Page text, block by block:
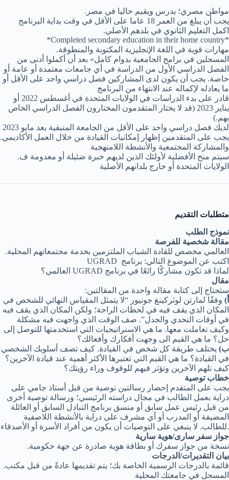
.مواطن مصري؛ يدرس ويقيم حاليا في مصر
يجب أن يبلغ من العمر 18 عاما على الأقل في وقت بداية البرنامج
.اكمل التعليم الثانوي في بلدهم الأصلي
*Completed secondary education in their home country*
.مهارات قوية في اللغة الإنجليزية المكتوبة والمنطوقة
المسجلين في برامج الجامعية بدوام كامل» بعد أن أكملوا أدنى من
الفصل الدراسي الأول من الدراسة في أي جامعات معتمدة أو عامة أو
خاصة. يجب أن يكون لدى المشاركين فصل دراسي واحد على الأقل أو
ما يعادله لإكماله عند الانتهاء من البرنامج
قادر على بدء الدراسات في الولايات المتحدة في أغسطس 2022 أو
يناير 2023 (قد لا يختار المتقدمون المختارون الفصل الدراسي الخاص
بهم.)
لديك فصل دراسي واحد على الأقل من الجامعة المتبقية بعد مايو 2023
.يجب على المتقدمين إظهار إمكانيات القيادة من خلال العمل الأكاديمي
والمشاركة المجتمعية والأنشطة اللامنهجية
.سيتم منح الأفضلية لأولئك الذين لديهم خبرة ضئيلة أو معدومة ف
الولايات المتحدة أو خارج بلدانهم الأصلية
متطلبات التقديم
نموذج الطلب
مقالة شخصية للفرصة
.العالمي مخصص للقادة الشباب الملتزمين بخدمة مجتمعاتهم المحلية
UGRAD اكتب عن الموضوع التالي: برنامج
العالمي؟ UGRAD لماذا قد تكون مشاركًا رائعًا في برنامج
مقال
:ستحتاج إلى كتابة مقالة واحدة من المقالتين
أ) وفقًا لمارتن لوثركينغ جونيور “لا يتمثل المقياس النهائي للشخص في
المكان الذي يقف فيه في لحظات الراحة؛ ولكن المكان الذي يقف فيه
في أوقات التحدي والجدل”. صف الوقت الذي واجهت فيه مشكلة
وكيف تعاملت معها. ما هي الاستراتيجيات التي استخدمتها للتوصل إلى
حل؟ ما هي القيم الى وجهت أفكارك وأفعالك؟
ب) يختلف طريقة كل شخص في القيادة. كيف تصف أسلوبك الشخصي
في القيادة؟ ما هي القيم التي تعتبرها الأكثر أهمية عند قيادة الآخرين؟
كيف تلهم الآخرين وتؤثر فيهم للوقوف وراء رؤيتك؟
خطاب توصية
يجب على المتقدم إحضار رسالتين توصية من قبل أستاذ جامي على
دراية بعمل الطالب في مجال دراسته الرئيسي؛ ورسالة توصية أخرى
من قبل رئيس عمل سابق أو منسق برنامج التبادل السابق أو العائلة
المضيفة أو المدرب أو أي مشرف على دراية بالأنشطة اللاصفية
للطالب. لا ينبغي على التوصيات أن يكون من أفراد الأسرة أو الأصدقاء.
جواز سفر سارى/هوية سارية
.نسخة من جواز سفرك أو بطاقة هوية صادرة عن جهة حكومية
بيان التقديرات/الدرجات
.قائمة بالدرجات الرسمية الخاصة بك؛ يتم تقديمها عادةً من قبل مكتب
المسجل في جامعتك المحلية